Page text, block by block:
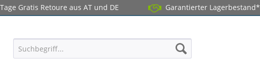
Gratis Retoure aus AT und DE Garantierter Lagerbestand*